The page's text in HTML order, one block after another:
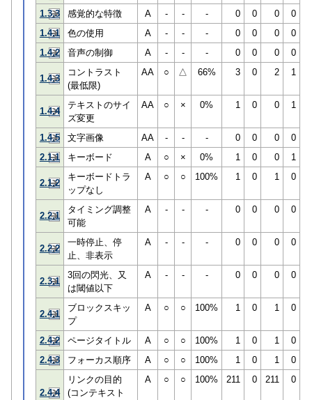
1.3.3
感覚的な特徴 A - - - 0 0 0
0
1.4.1
色の使用 A - - - 0 0 0
0
1.4.2
音声の制御 A - - - 0 0 0 0
1.4.3
コントラスト
(最低限)
AA ○ △ 66% 3 0 2 1
1.4.4
テキストのサイ
ズ変更
AA ○ × 0% 1 0 0 1
1.4.5 文字画像 AA - - - 0 0 0
0
2.1.1
キーボード A ○ × 0% 1 0 0 1
2.1.2
キーボードトラ
ップなし
A ○ ○ 100% 1 0 1 0
2.2.1
タイミング調整
可能
A - - - 0 0 0 0
2.2.2
一時停止、停
止、非表示
A - - - 0 0 0 0
2.3.1
3回の閃光、又
は閾値以下
A - - - 0 0 0 0
2.4.1
ブロックスキッ
プ
A ○ ○ 100% 1 0 1 0
2.4.2 ページタイトル A ○ ○ 100% 1 0 1
0
2.4.3
フォーカス順序 A ○ ○ 100% 1 0 1 0
2.4.4
リンクの目的
(コンテキスト
A ○ ○ 100% 211 0 211 0